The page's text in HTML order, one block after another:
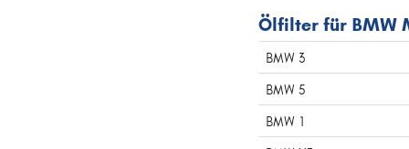
Ölfilter für BMW
BMW 3
BMW 5
BMW 1